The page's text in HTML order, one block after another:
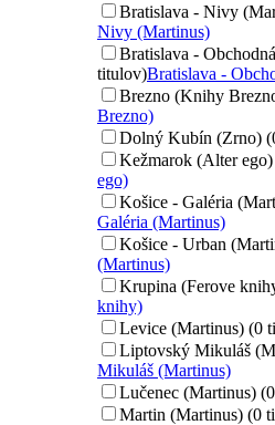
Bratislava - Nivy
Nivy (Martinus)
Bratislava -
titulov)Bratislava -
Brezno (Knihy
Brezno)
Dolný Kubín (Zrno)
Kežmarok (Alter
ego)
Košice - Galéria
Galéria (Martinus)
Košice - Urban
(Martinus)
Krupina (Ferove
knihy)
Levice (Martinus) (0
Liptovský Mikuláš
Mikuláš (Martinus)
Lučenec (Martinus)
Martin (Martinus) (0